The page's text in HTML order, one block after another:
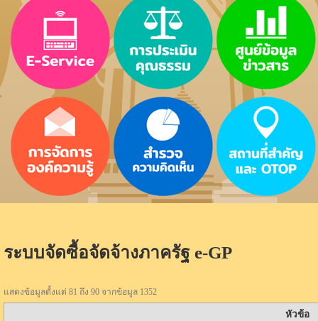
ระบบจัดซื้อจัดจ้างภาครัฐ e-GP
แสดงข้อมูลตั้งแต่ 81 ถึง 90 จากข้อมูล 1352
หัวข้อ